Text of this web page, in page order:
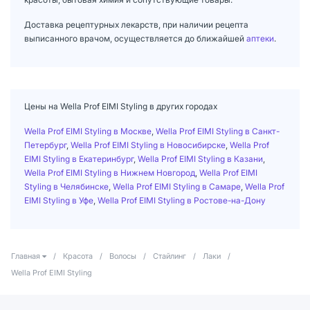
Доставка рецептурных лекарств, при наличии рецепта
выписанного врачом, осуществляется до ближайшей аптеки.
Цены на Wella Prof EIMI Styling в других городах
Wella Prof EIMI Styling в Москве Wella Prof EIMI Styling в Санкт-
Петербург, Wella Prof EIMI Styling в Новосибирске Wella Prof
EIMI Styling в Екатеринбург, Wella Prof EIMI Styling в Казани
Wella Prof EIMI Styling в Нижнем Новгород Wella Prof EIMI
Styling в Челябинске Wella Prof EIMI Styling в Самаре Wella Prof
EIMI Styling в Уфе Wella Prof EIMI Styling в Ростове-на-Дону
Главная / Красота / Волосы / Стайлинг / Лаки
/
Wella Prof EIMI Styling